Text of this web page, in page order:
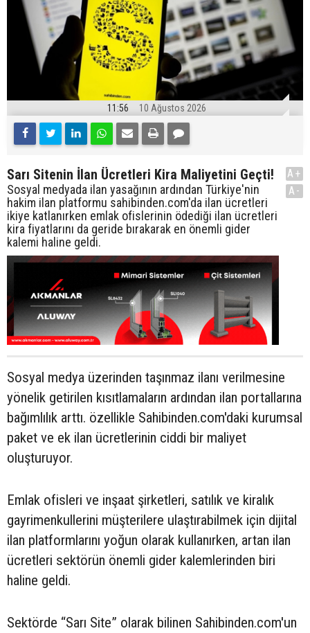
11:56 10 Ağustos 2026
Sarı Sitenin İlan Ücretleri Kira Maliyetini Geçti!
Sosyal medyada ilan yasağının ardından Türkiye'nin
hakim ilan platformu sahibinden.com'da ilan ücretleri
ikiye katlanırken emlak ofislerinin ödediği ilan ücretleri
kira fiyatlarını da geride bırakarak en önemli gider
kalemi haline geldi.
A+
A-
Sosyal medya üzerinden taşınmaz ilanı verilmesine
yönelik getirilen kısıtlamaların ardından ilan portallarına
bağımlılık arttı. özellikle Sahibinden.com'daki kurumsal
paket ve ek ilan ücretlerinin ciddi bir maliyet
oluşturuyor.
Emlak ofisleri ve inşaat şirketleri, satılık ve kiralık
gayrimenkullerini müşterilere ulaştırabilmek için dijital
ilan platformlarını yoğun olarak kullanırken, artan ilan
ücretleri sektörün önemli gider kalemlerinden biri
haline geldi.
Sektörde “Sarı Site” olarak bilinen Sahibinden.com'un